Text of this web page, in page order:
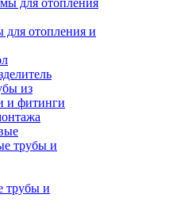
для отопления и
из
и фитинги
трубы и
трубы и